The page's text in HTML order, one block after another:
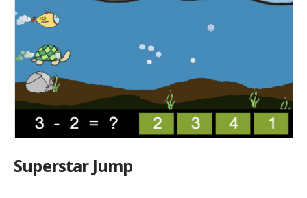
Superstar Jump